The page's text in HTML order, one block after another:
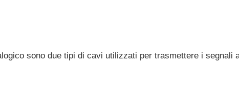
sono due tipi di cavi utilizzati per trasmettere i segnali